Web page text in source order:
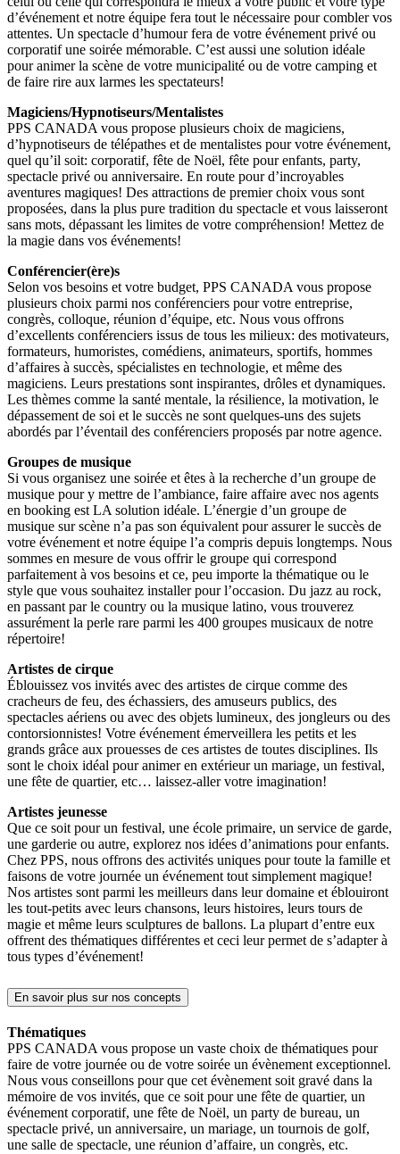
d’événement et notre équipe fera tout le nécessaire pour combler vos
attentes. Un spectacle d’humour fera de votre événement privé ou
corporatif une soirée mémorable. C’est aussi une solution idéale
pour animer la scène de votre municipalité ou de votre camping et
de faire rire aux larmes les spectateurs!
Magiciens/Hypnotiseurs/Mentalistes
PPS CANADA vous propose plusieurs choix de magiciens,
d’hypnotiseurs de télépathes et de mentalistes pour votre événement,
quel qu’il soit: corporatif, fête de Noël, fête pour enfants, party,
spectacle privé ou anniversaire. En route pour d’incroyables
aventures magiques! Des attractions de premier choix vous sont
proposées, dans la plus pure tradition du spectacle et vous laisseront
sans mots, dépassant les limites de votre compréhension! Mettez de
la magie dans vos événements!
Conférencier(ère)s
Selon vos besoins et votre budget, PPS CANADA vous propose
plusieurs choix parmi nos conférenciers pour votre entreprise,
congrès, colloque, réunion d’équipe, etc. Nous vous offrons
d’excellents conférenciers issus de tous les milieux: des motivateurs,
formateurs, humoristes, comédiens, animateurs, sportifs, hommes
d’affaires à succès, spécialistes en technologie, et même des
magiciens. Leurs prestations sont inspirantes, drôles et dynamiques.
Les thèmes comme la santé mentale, la résilience, la motivation, le
dépassement de soi et le succès ne sont quelques-uns des sujets
abordés par l’éventail des conférenciers proposés par notre agence.
Groupes de musique
Si vous organisez une soirée et êtes à la recherche d’un groupe de
musique pour y mettre de l’ambiance, faire affaire avec nos agents
en booking est LA solution idéale. L’énergie d’un groupe de
musique sur scène n’a pas son équivalent pour assurer le succès de
votre événement et notre équipe l’a compris depuis longtemps. Nous
sommes en mesure de vous offrir le groupe qui correspond
parfaitement à vos besoins et ce, peu importe la thématique ou le
style que vous souhaitez installer pour l’occasion. Du jazz au rock,
en passant par le country ou la musique latino, vous trouverez
assurément la perle rare parmi les 400 groupes musicaux de notre
répertoire!
Artistes de cirque
Éblouissez vos invités avec des artistes de cirque comme des
cracheurs de feu, des échassiers, des amuseurs publics, des
spectacles aériens ou avec des objets lumineux, des jongleurs ou des
contorsionnistes! Votre événement émerveillera les petits et les
grands grâce aux prouesses de ces artistes de toutes disciplines. Ils
sont le choix idéal pour animer en extérieur un mariage, un festival,
une fête de quartier, etc… laissez-aller votre imagination!
Artistes jeunesse
Que ce soit pour un festival, une école primaire, un service de garde,
une garderie ou autre, explorez nos idées d’animations pour enfants.
Chez PPS, nous offrons des activités uniques pour toute la famille et
faisons de votre journée un événement tout simplement magique!
Nos artistes sont parmi les meilleurs dans leur domaine et éblouiront
les tout-petits avec leurs chansons, leurs histoires, leurs tours de
magie et même leurs sculptures de ballons. La plupart d’entre eux
offrent des thématiques différentes et ceci leur permet de s’adapter à
tous types d’événement!
En savoir plus sur nos concepts
Thématiques
PPS CANADA vous propose un vaste choix de thématiques pour
faire de votre journée ou de votre soirée un évènement exceptionnel.
Nous vous conseillons pour que cet évènement soit gravé dans la
mémoire de vos invités, que ce soit pour une fête de quartier, un
événement corporatif, une fête de Noël, un party de bureau, un
spectacle privé, un anniversaire, un mariage, un tournois de golf,
une salle de spectacle, une réunion d’affaire, un congrès, etc.